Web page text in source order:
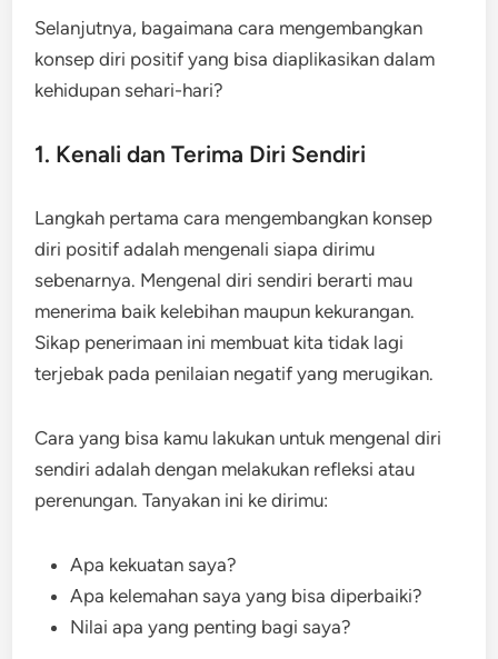
Selanjutnya, bagaimana cara mengembangkan
konsep diri positif yang bisa diaplikasikan dalam
kehidupan sehari-hari?
1. Kenali dan Terima Diri Sendiri
Langkah pertama cara mengembangkan konsep
diri positif adalah mengenali siapa dirimu
sebenarnya. Mengenal diri sendiri berarti mau
menerima baik kelebihan maupun kekurangan.
Sikap penerimaan ini membuat kita tidak lagi
terjebak pada penilaian negatif yang merugikan.
Cara yang bisa kamu lakukan untuk mengenal diri
sendiri adalah dengan melakukan refleksi atau
perenungan. Tanyakan ini ke dirimu:
Apa kekuatan saya?
Apa kelemahan saya yang bisa diperbaiki?
Nilai apa yang penting bagi saya?